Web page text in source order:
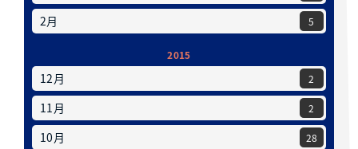
2月 5
2015
12月 2
11月 2
10月 28